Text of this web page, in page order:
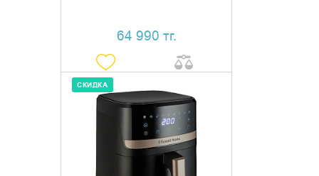
64 990 тг.
СКИДКА
ДОБАВИТЬ В КОРЗИНУ
КУПИТЬ В 1 КЛИК